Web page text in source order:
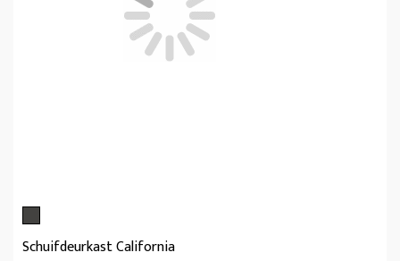
Schuifdeurkast California